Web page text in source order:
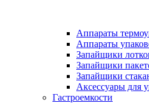
Аппараты
Аппараты
Запайщики
Запайщики
Запайщики
Аксессуары для
Гастроемкости